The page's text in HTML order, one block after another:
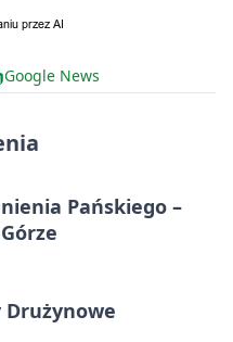
Google News
Pańskiego –
Drużynowe